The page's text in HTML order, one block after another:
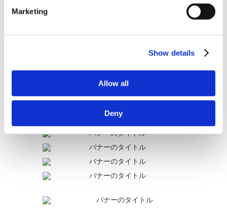
Marketing
Show details
Allow all
Deny